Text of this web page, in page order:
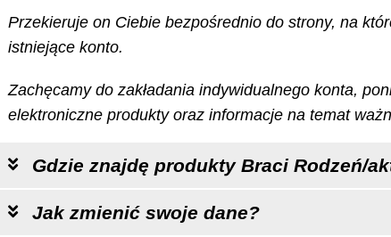
Przekieruje on Ciebie bezpośrednio do strony, na
istniejące konto.
Zachęcamy do zakładania indywidualnego konta,
elektroniczne produkty oraz informacje na temat
Gdzie znajdę produkty Braci Rodzeń/
Jak zmienić swoje dane?